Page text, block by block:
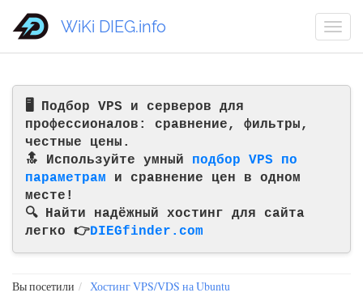
🖥️ Подбор VPS и серверов для
профессионалов: сравнение, фильтры,
честные цены.
🔝 Используйте умный подбор VPS по
параметрам и сравнение цен в одном
месте!
🔍 Найти надёжный хостинг для сайта
легко 👉DIEGfinder.com
WiKi DIEG.info
Вы посетили Хостинг VPS/VDS на Ubuntu